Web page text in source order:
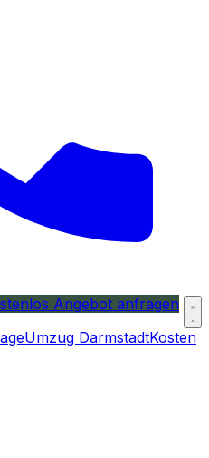
Angebot anfragen
Umzug DarmstadtKosten